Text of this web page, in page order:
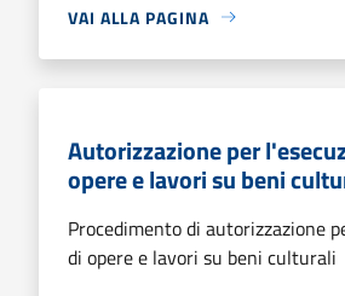
VAI ALLA PAGINA
Autorizzazione per
opere e lavori su beni
Procedimento di autorizzazione
di opere e lavori su beni culturali